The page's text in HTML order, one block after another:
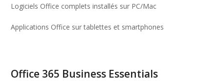
Logiciels Office complets installés sur PC/Mac
Applications Office sur tablettes et smartphones
Office 365 Business Essentials